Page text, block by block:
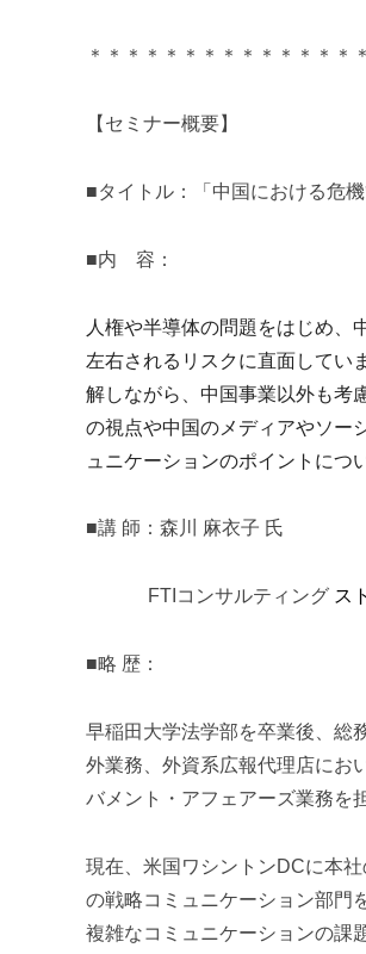
＊＊＊＊＊＊＊＊＊＊＊＊＊＊
【セミナー概要】
■タイトル：「中国における危
■内 容：
人権や半導体の問題をはじめ、
左右されるリスクに直面してい
解しながら、中国事業以外も考
の視点や中国のメディアやソー
ュニケーションのポイントにつ
■講 師：森川 麻衣子 氏
FTI コンサルティング ス
■略 歴：
早稲田大学法学部を卒業後、総
外業務、外資系広報代理店にお
バメント・アフェアーズ業務を
現在、米国ワシントンDCに本
の戦略コミュニケーション部門
複雑なコミュニケーションの課